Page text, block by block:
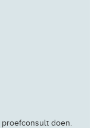
doen.